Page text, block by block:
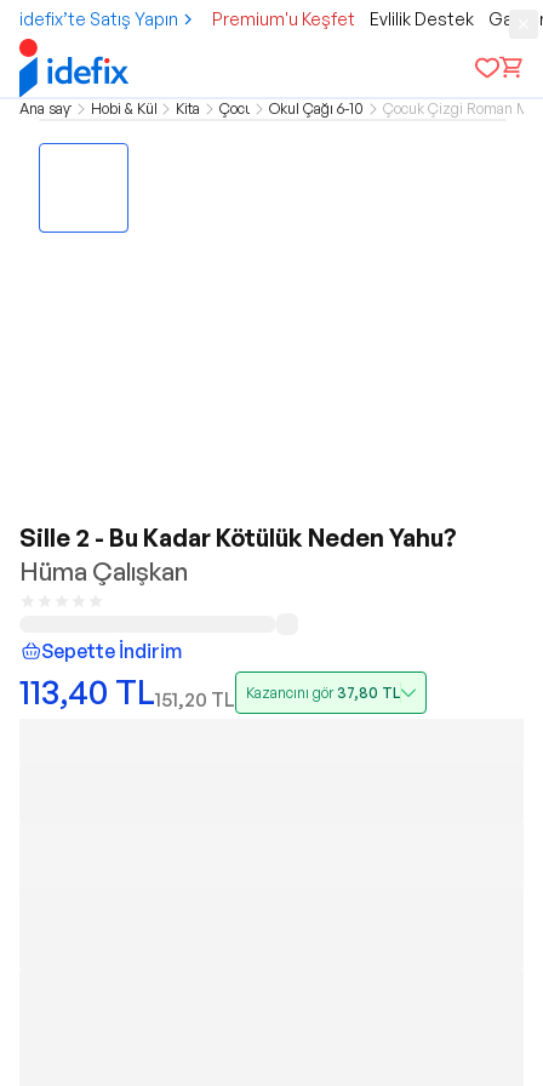
idefix’te Satış Yapın Premium'u Keşfet Evlilik Destek
Ana sayfa Hobi & Kültür Kitap Çocuk Okul Çağı 6-10 YaşÇocuk Çizgi Roman
Sille 2 - Bu Kadar Kötülük Neden Yahu?
Hüma Çalışkan
Sepette İndirim
113,40 TL151,20 TL Kazancını gör37,80 TL